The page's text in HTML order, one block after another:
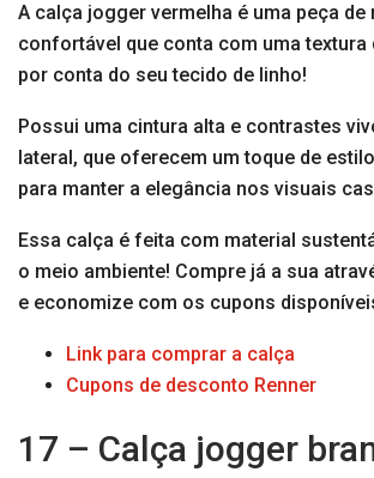
A calça jogger vermelha é uma peça de
confortável que conta com uma textura
por conta do seu tecido de linho!
Possui uma cintura alta e contrastes
lateral, que oferecem um toque de
para manter a elegância nos visuais
Essa calça é feita com material
o meio ambiente! Compre já a sua
e economize com os cupons
Link para comprar a calça
Cupons de desconto Renner
17 – Calça jogger